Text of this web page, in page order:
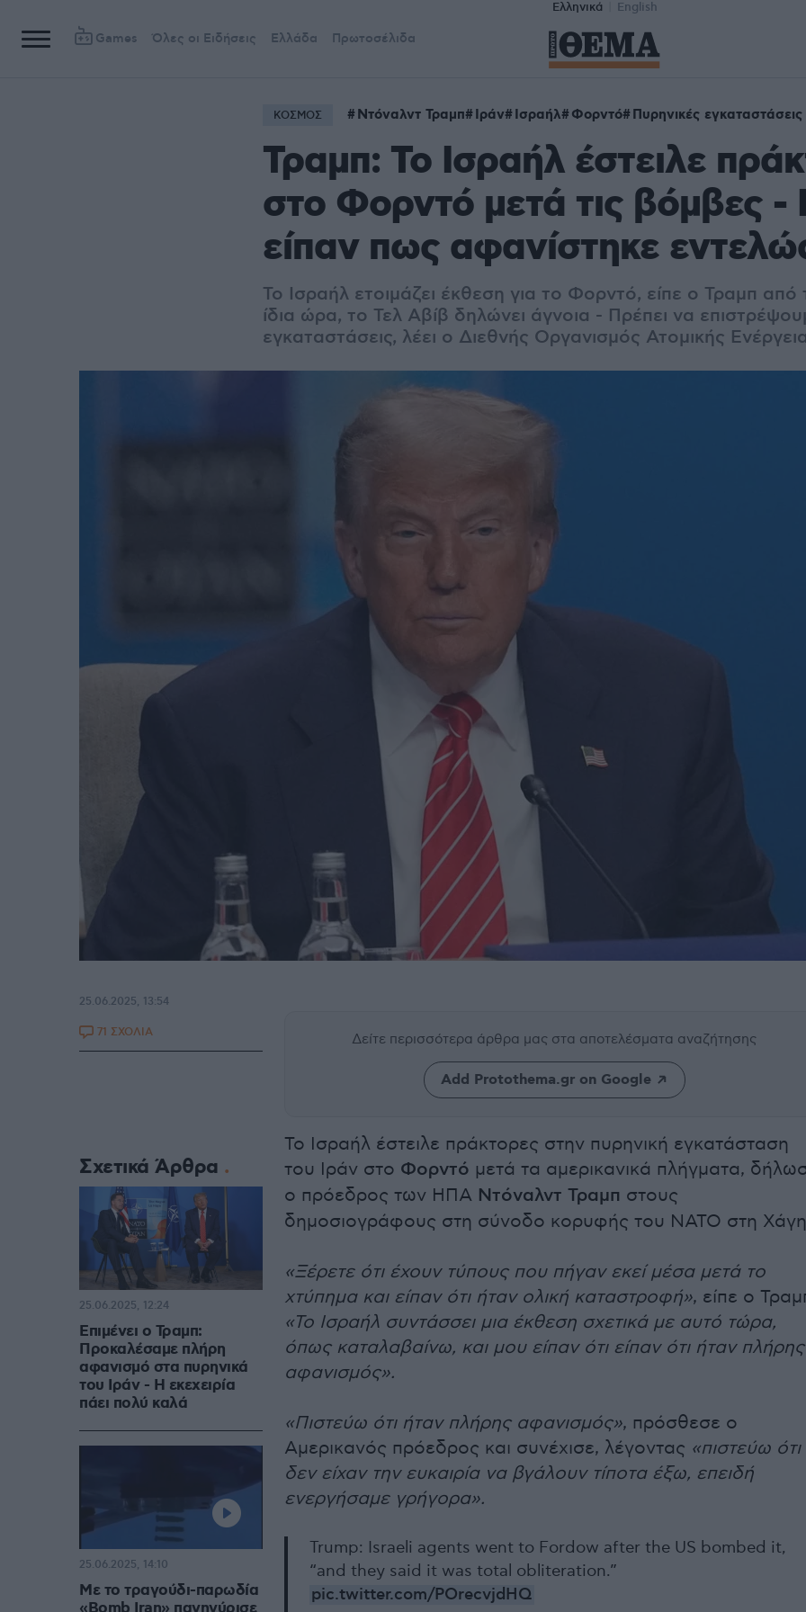
Ελληνικά English
Games Όλες οι Ειδήσεις Ελλάδα Πρωτοσέλιδα
ΚΟΣΜΟΣ Ντόναλντ Τραμπ Ιράν Ισραήλ Φορντό Πυρηνικές εγκαταστάσεις
Τραμπ: Το Ισραήλ έστειλε
στο Φορντό μετά τις βόμβες
είπαν πως αφανίστηκε
Το Ισραήλ ετοιμάζει έκθεση για το Φορντό, είπε ο Τραμπ
ίδια ώρα, το Τελ Αβίβ δηλώνει άγνοια - Πρέπει να
εγκαταστάσεις, λέει ο Διεθνής Οργανισμός Ατομικής
Δείτε περισσότερα άρθρα μας στα αποτελέσματα αναζήτησης
Add Protothema.gr on Google
Το Ισραήλ έστειλε πράκτορες στην πυρηνική εγκατάσταση
του Ιράν στο Φορντό μετά τα αμερικανικά πλήγματα,
ο πρόεδρος των ΗΠΑ Ντόναλντ Τραμπ στους
δημοσιογράφους στη σύνοδο κορυφής του ΝΑΤΟ στη
«Ξέρετε ότι έχουν τύπους που πήγαν εκεί μέσα μετά το
χτύπημα και είπαν ότι ήταν ολική καταστροφή», είπε ο
«Το Ισραήλ συντάσσει μια έκθεση σχετικά με αυτό τώρα,
όπως καταλαβαίνω, και μου είπαν ότι είπαν ότι ήταν πλήρης
αφανισμός».
«Πιστεύω ότι ήταν πλήρης αφανισμός», πρόσθεσε ο
Αμερικανός πρόεδρος και συνέχισε, λέγοντας «πιστεύω ότι
δεν είχαν την ευκαιρία να βγάλουν τίποτα έξω, επειδή
ενεργήσαμε γρήγορα».
Trump: Israeli agents went to Fordow after the US bombed it,
“and they said it was total obliteration.”
pic.twitter.com/POrecvjdHQ
25.06.2025, 13:54
71 ΣΧΟΛΙΑ
Σχετικά Άρθρα
Επιμένει ο Τραμπ:
Προκαλέσαμε πλήρη
αφανισμό στα πυρηνικά
του Ιράν - Η εκεχειρία
πάει πολύ καλά
25.06.2025, 12:24
Με το τραγούδι-παρωδία
25.06.2025, 14:10